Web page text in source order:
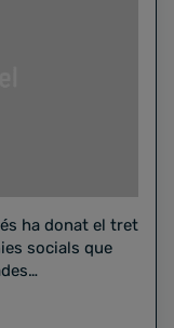
ha donat el tret
socials que